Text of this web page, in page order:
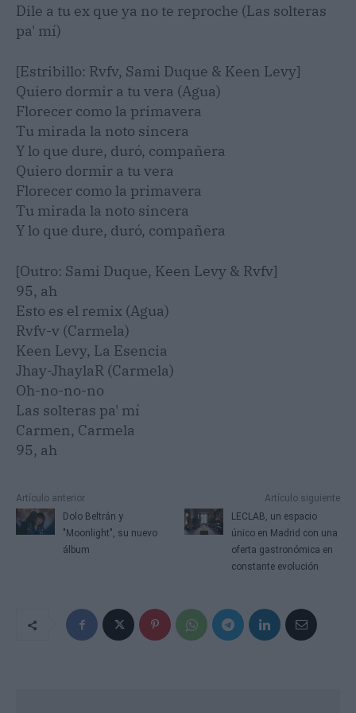
Dile a tu ex que ya no te reproche (Las solteras
pa' mí)
[Estribillo: Rvfv, Sami Duque & Keen Levy]
Quiero dormir a tu vera (Agua)
Florecer como la primavera
Tu mirada la noto sincera
Y lo que dure, duró, compañera
Quiero dormir a tu vera
Florecer como la primavera
Tu mirada la noto sincera
Y lo que dure, duró, compañera
[Outro: Sami Duque, Keen Levy & Rvfv]
95, ah
Esto es el remix (Agua)
Rvfv-v (Carmela)
Keen Levy, La Esencia
Jhay-JhaylaR (Carmela)
Oh-no-no-no
Las solteras pa' mí
Carmen, Carmela
95, ah
Artículo anterior
Dolo Beltrán y
"Moonlight", su nuevo
álbum
Artículo siguiente
LECLAB, un espacio
único en Madrid con una
oferta gastronómica en
constante evolución